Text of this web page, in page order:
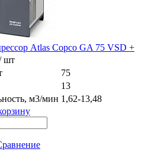
Atlas Copco GA 75 VSD +
шт
75
13
м3/мин 1,62-13,48